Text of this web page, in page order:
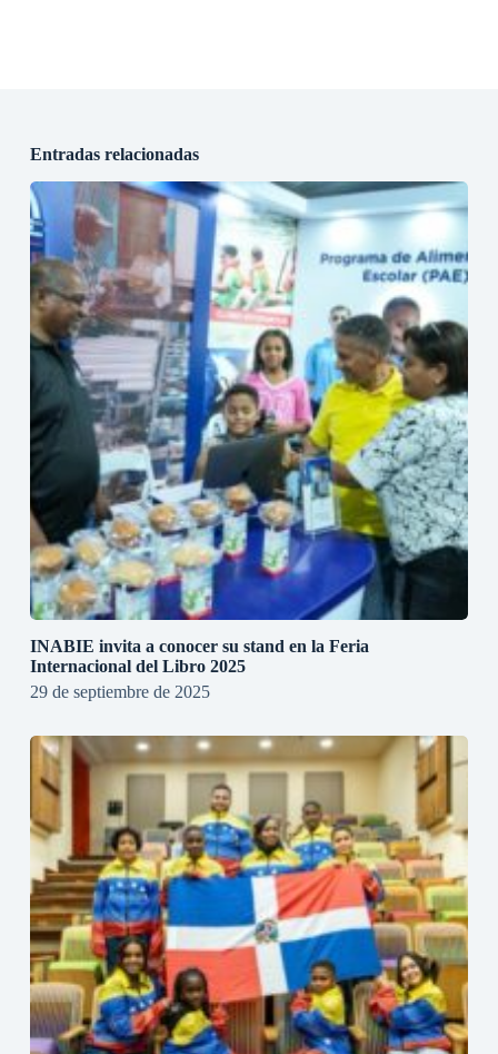
Entradas relacionadas
INABIE invita a conocer su stand en la Feria
Internacional del Libro 2025
29 de septiembre de 2025